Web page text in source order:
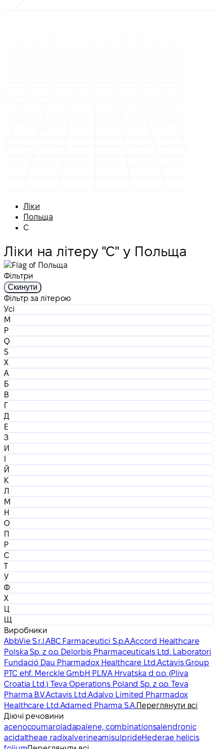
Ліки
Польща
С
Ліки на літеру "С" у Польща
Фільтри
Скинути
Фільтр за літерою
Усі
M
P
Q
S
X
А
Б
В
Г
Д
Е
З
И
І
Й
К
Л
М
Н
О
П
Р
С
Т
У
Ф
Х
Ц
Щ
Виробники
AbbVie S.r.l.ABC Farmaceutici S.p.A.Accord Healthcare
Polska Sp. z o.o. Delorbis Pharmaceuticals Ltd. Laboratori
Fundació Dau Pharmadox Healthcare Ltd.Actavis Group
PTC ehf. Merckle GmbH PLIVA Hrvatska d o.o. (Pliva
Croatia Ltd.) Teva Operations Poland Sp. z o.o. Teva
Pharma B.V.Actavis Ltd.Adalvo Limited Pharmadox
Healthcare Ltd.Adamed Pharma S.A.Переглянути всі
Діючі речовини
acenocoumaroladapalene, combinationsalendronic
acidaltheae radixalverineamisulprideHederae helicis